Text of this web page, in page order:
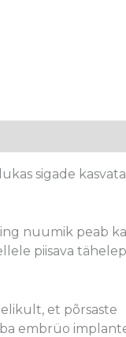
sigade
nuumik peab
piisava
et põrsaste
embrüo